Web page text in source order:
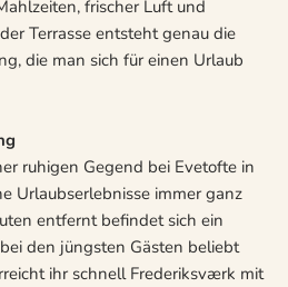
frischer Luft und
Terrasse entsteht genau die
die man sich für einen Urlaub
ruhigen Gegend bei Evetofte in
Urlaubserlebnisse immer ganz
entfernt befindet sich ein
den jüngsten Gästen beliebt
ihr schnell Frederiksværk mit